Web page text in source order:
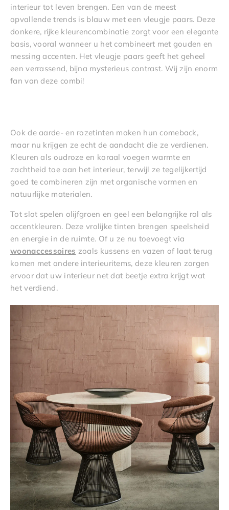
interieur tot leven brengen. Een van de meest
opvallende trends is blauw met een vleugje paars. Deze
donkere, rijke kleurencombinatie zorgt voor een elegante
basis, vooral wanneer u het combineert met gouden en
messing accenten. Het vleugje paars geeft het geheel
een verrassend, bijna mysterieus contrast. Wij zijn enorm
fan van deze combi!
Ook de aarde- en rozetinten maken hun comeback,
maar nu krijgen ze echt de aandacht die ze verdienen.
Kleuren als oudroze en koraal voegen warmte en
zachtheid toe aan het interieur, terwijl ze tegelijkertijd
goed te combineren zijn met organische vormen en
natuurlijke materialen.
Tot slot spelen olijfgroen en geel een belangrijke rol als
accentkleuren. Deze vrolijke tinten brengen speelsheid
en energie in de ruimte. Of u ze nu toevoegt via
woonaccessoires zoals kussens en vazen of laat terug
komen met andere interieuritems, deze kleuren zorgen
ervoor dat uw interieur net dat beetje extra krijgt wat
het verdiend.